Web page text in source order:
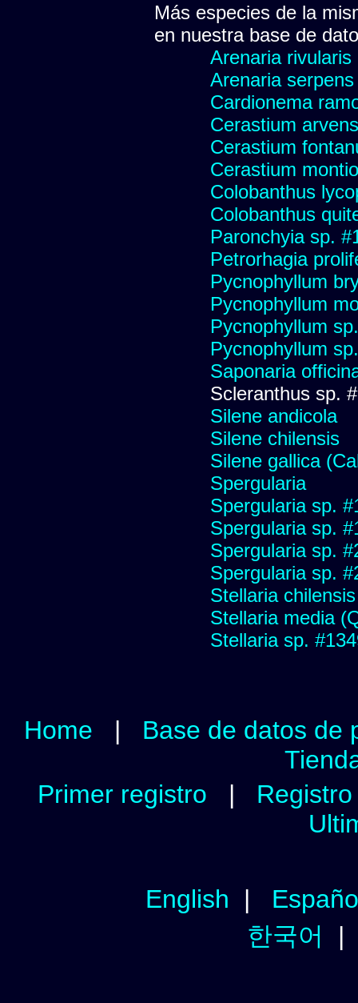
Más especies de la
en nuestra base de
Arenaria rivularis
Arenaria serpens
Cardionema
Cerastium
Cerastium
Cerastium
Colobanthus
Colobanthus
Paronchyia sp.
Petrorhagia
Pycnophyllum
Pycnophyllum
Pycnophyllum
Pycnophyllum
Saponaria
Scleranthus sp.
Silene andicola
Silene chilensis
Silene gallica
Spergularia
Spergularia sp.
Spergularia sp.
Spergularia sp.
Spergularia sp.
Stellaria
Stellaria media
Stellaria sp.
Home | Base de datos de
Primer registro |
English |
한국어